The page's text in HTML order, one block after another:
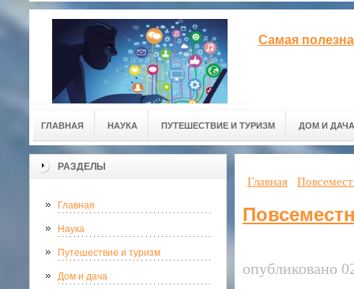
Самая
ГЛАВНАЯ НАУКА ПУТЕШЕСТВИЕ И ТУРИЗМ ДОМ И ДАЧА
РАЗДЕЛЫ
Главная
Наука
Путешествие и туризм
Дом и дача
Главная
опубликовано